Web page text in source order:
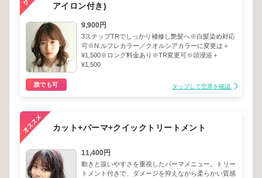
アイロン付き)
9,900円
3ステップTRでしっかり補修し艶髪へ※白髪染め対応
可※N.ルフレカラー／クオルシアカラーに変更は＋
¥1,500※ロング料金あり※TR変更可※頭浸浴＋
¥1,500
誰でも可 タップして空席を確認
カット+パーマ+クイックトリートメント
11,400円
動きと扱いやすさを重視したパーマメニュー。トリー
トメント付きで、ダメージを抑えながら柔らかい質感